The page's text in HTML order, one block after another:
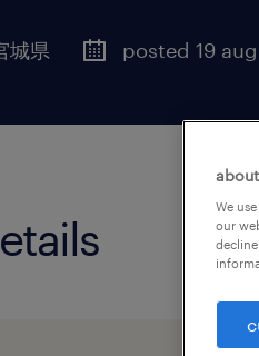
城県 posted 19
We
our